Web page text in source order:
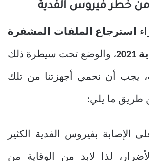
من خطر فيروس الفدية
استرجاع الملفات المشفرة
، والوضع تحت سيطرة ذلك
يجب أن نحمي أجهزتنا من تلك
طريق ما يلي:
الإصابة بفيروس الفدية الكثير
لذا لابد من الوقاية من